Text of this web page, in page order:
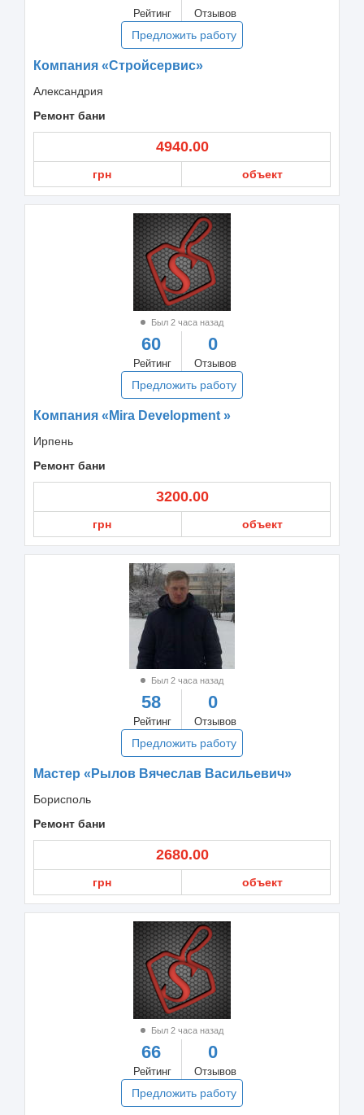
Рейтинг Отзывов
Предложить работу
Компания «Стройсервис»
Александрия
Ремонт бани
4940.00
грн объект
Был 2 часа назад
60
Рейтинг
0
Отзывов
Предложить работу
Компания «Mira Development »
Ирпень
Ремонт бани
3200.00
грн объект
Был 2 часа назад
58
Рейтинг
0
Отзывов
Предложить работу
Мастер «Рылов Вячеслав Васильевич»
Борисполь
Ремонт бани
2680.00
грн объект
Был 2 часа назад
66
Рейтинг
0
Отзывов
Предложить работу